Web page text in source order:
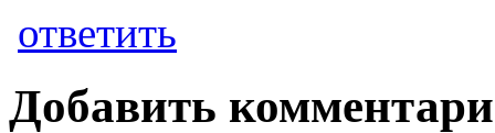
ответить
Добавить